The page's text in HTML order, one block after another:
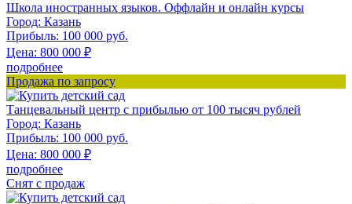
Школа иностранных языков. Оффлайн и онлайн курсы
Город: Казань
Прибыль: 100 000 руб.
Цена: 800 000 ₽
подробнее
Продажа по запросу
Танцевальный центр с прибылью от 100 тысяч рублей
Город: Казань
Прибыль: 100 000 руб.
Цена: 800 000 ₽
подробнее
Снят с продаж